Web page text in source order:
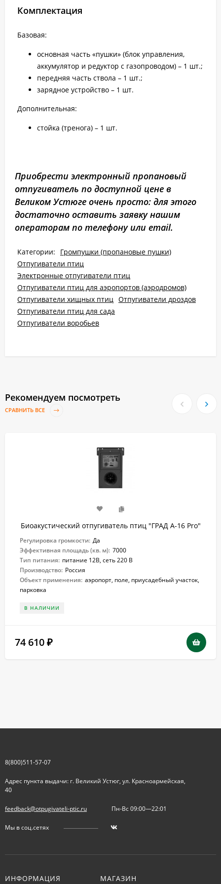
Комплектация
Базовая:
основная часть «пушки» (блок управления,
аккумулятор и редуктор с газопроводом) – 1 шт.;
передняя часть ствола – 1 шт.;
зарядное устройство – 1 шт.
Дополнительная:
стойка (тренога) – 1 шт.
Приобрести электронный пропановый
отпугиватель по доступной цене в
Великом Устюге очень просто: для этого
достаточно оставить заявку нашим
операторам по телефону или email.
Категории:
Громпушки (пропановые пушки)
Отпугиватели птиц
Электронные отпугиватели птиц
Отпугиватели птиц для аэропортов (аэродромов)
Отпугиватели хищных птиц Отпугиватели дроздов
Отпугиватели птиц для сада
Отпугиватели воробьев
Рекомендуем посмотреть
СРАВНИТЬ ВСЕ
Биоакустический отпугиватель птиц "ГРАД А-16 Pro"
Регулировка громкости: Да
Эффективная площадь (кв. м): 7000
Тип питания: питание 12В, сеть 220 В
Производство: Россия
Объект применения: аэропорт, поле, приусадебный участок,
парковка
В НАЛИЧИИ
74 610 ₽
8(800)511-57-07
Адрес пункта выдачи: г. Великий Устюг, ул. Красноармейская,
40
feedback@otpugivateli-ptic.ru Пн-Вс 09:00—22:01
Мы в соц.сетях
ИНФОРМАЦИЯ МАГАЗИН